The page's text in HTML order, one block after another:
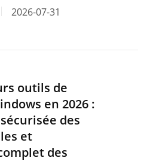
2026-07-31
outils de
en 2026 :
des
et
des